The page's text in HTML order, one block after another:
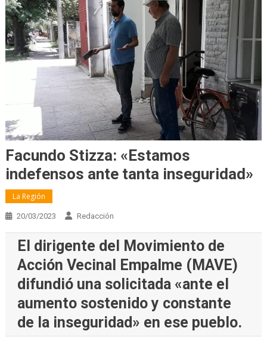
Facundo Stizza: «Estamos
indefensos ante tanta inseguridad»
La Región
20/03/2023 Redacción
El dirigente del Movimiento de
Acción Vecinal Empalme (MAVE)
difundió una solicitada «ante el
aumento sostenido y constante
de la inseguridad» en ese pueblo.